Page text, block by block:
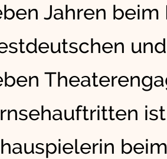
Jahren beim